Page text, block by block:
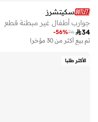
سكيتشرز
جوارب أطفال غير مبطنة قطع
34
76
-56%
تم بيع أكثر من 30 مؤخرا
الأكثر طلبا